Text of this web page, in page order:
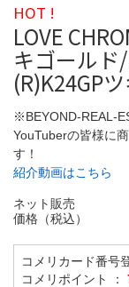
HOT !
LOVE
キゴールド
(R)K24GP
※BEYOND-REAL-
YouTuberの皆様に
す！
紹介動画はこちら
ネット販売
価格（税込）
コメリカード番号
コメリポイント ：